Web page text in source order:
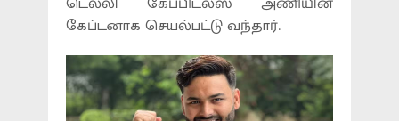
கேப்டனாக செயல்பட்டு வந்தார்.